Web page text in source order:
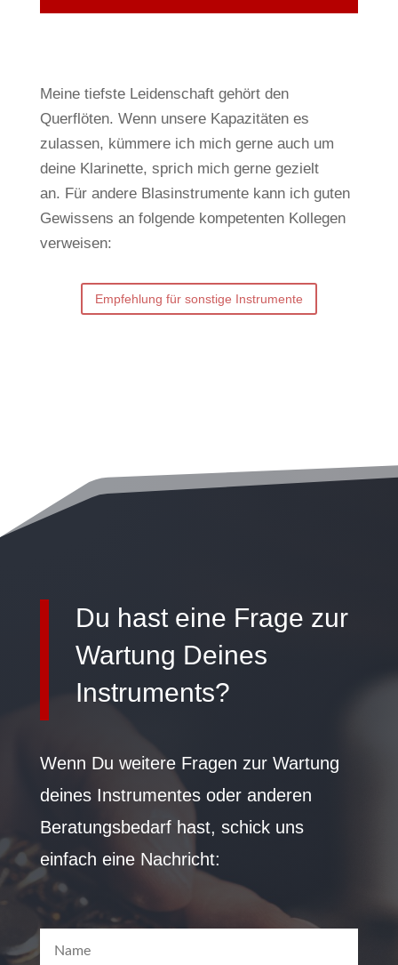
Meine tiefste Leidenschaft gehört den
Querflöten. Wenn unsere Kapazitäten es
zulassen, kümmere ich mich gerne auch um
deine Klarinette, sprich mich gerne gezielt
an. Für andere Blasinstrumente kann ich guten
Gewissens an folgende kompetenten Kollegen
verweisen:
Empfehlung für sonstige Instrumente
Du hast eine Frage zur
Wartung Deines
Instruments?
Wenn Du weitere Fragen zur Wartung
deines Instrumentes oder anderen
Beratungsbedarf hast, schick uns
einfach eine Nachricht: